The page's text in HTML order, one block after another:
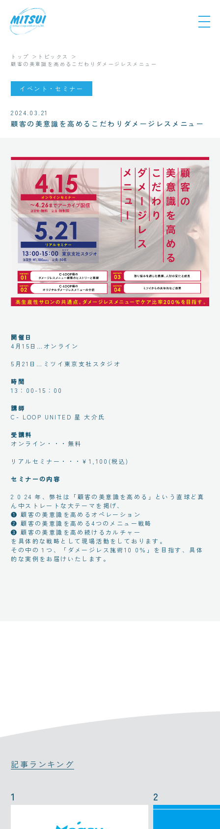
トップ
トピックス
顧客の美意識を高めるこだわりダメージレスメニュー
イベント・セミナー
2024.03.21
顧客の美意識を高めるこだわりダメージレスメニュー
開催日
4月15日…オンライン
5月21日…ミツイ東京支社スタジオ
時間
13：00-15：00
講師
C- LOOP UNITED 星 大介氏
受講料
オンライン・・・無料
リアルセミナー・・・￥1,100(税込)
セミナーの内容
2 0 24 年、弊社は「顧客の美意識を高める」という直球ど真
ん中ストレートな大テーマを掲げ、
❶ 顧客の美意識を高めるオペレーション
❷ 顧客の美意識を高める4つのメニュー戦略
❸ 顧客の美意識を高め続けるカルチャー
を具体的な戦略として現場活動をしております。
その中の１つ、「ダメージレス施術10 0％」を目指す、具体
的な実例をお届けいたします。
記事ランキング